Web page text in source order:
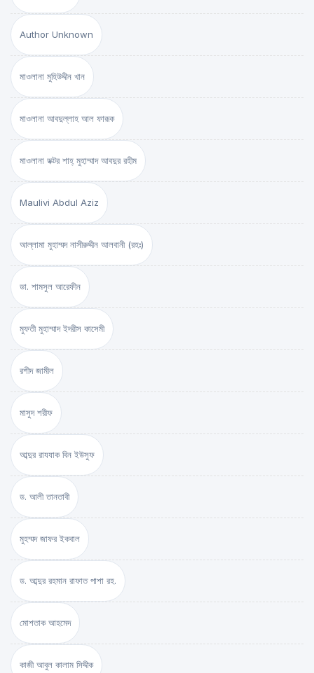
Author Unknown
মাওলানা মুহিউদ্দীন খান
মাওলানা আবদুল্লাহ আল ফারূক
মাওলানা ডক্টর শাহ্‌ মুহাম্মাদ আবদুর রহীম
Maulivi Abdul Aziz
আল্লামা মুহাম্মদ নাসীরুদ্দীন আলবানী (রহঃ)
ডা. শামসুল আরেফীন
মুফতী মুহাম্মাদ ইদরীস কাসেমী
রশীদ জামীল
মাসুদ শরীফ
আব্দুর রাযযাক বিন ইউসুফ
ড. আলী তানতাবী
মুহম্মদ জাফর ইকবাল
ড. আব্দুর রহমান রাফাত পাশা রহ.
মোশতাক আহমেদ
কাজী আবুল কালাম সিদ্দীক